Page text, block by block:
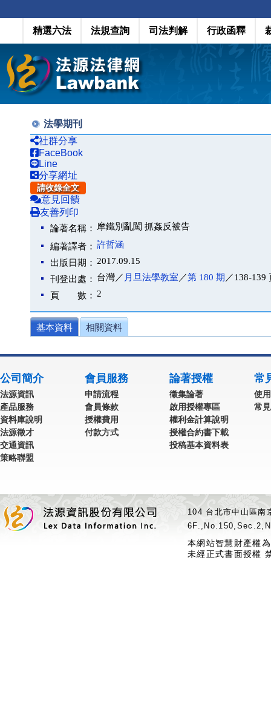
精選六法 法規查詢 司法判解 行政函釋
法學期刊
社群分享
FaceBook
Line
分享網址
請收錄全文
意見回饋
友善列印
論著名稱： 摩鐵別亂闖 抓姦反被告
編著譯者： 許哲涵
出版日期： 2017.09.15
刊登出處： 台灣／ 月旦法學教室 ／第 180 期 ／138-139
頁 數： 2
基本資料 相關資料
公司簡介
法源資訊
產品服務
資料庫說明
法源徵才
交通資訊
策略聯盟
會員服務
申請流程
會員條款
授權費用
付款方式
論著授權
徵集論著
啟用授權專區
權利金計算說明
授權合約書下載
投稿基本資料表
常
使
常
104 台北市中山區
本網站智慧財產權
未經正式書面授權